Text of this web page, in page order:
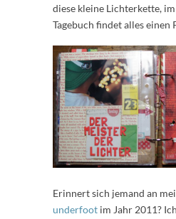
diese kleine Lichterkette,
Tagebuch findet alles einen
Erinnert sich jemand an
underfoot im Jahr 2011?